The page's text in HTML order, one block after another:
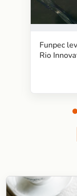
Funpec
Rio